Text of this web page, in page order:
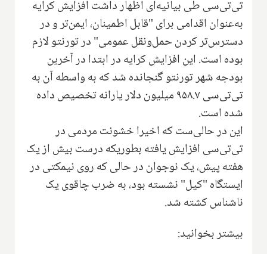
تی‌تی‌سی طی بیانیه‌ای اظهار داشت افزایش کرایه
به‌عنوان اقدامی برای "قابل اطمینان، ایمن‌تر و در
دسترس‌تر کردن حمل‌ونقل عمومی" در تورنتو لازم
بوده است. این افزایش کرایه در ابتدا در آخرین
بودجه شهر تورنتو گنجانده شد که به واسطه آن به
تی‌تی‌سی ۹۵۸.۷ میلیون دلار یارانه تخصیص داده
شده است.
این در حالی‌ست که اخیرا خشونت مردمی در
تی‌تی‌سی افزایش یافته بطوریکه درست بیش از یک
هفته پیش، یک نوجوان در حالی که روی نیمکتی در
ایستگاه "کیل" نشسته بود، به ضرب چاقوی یک
ناشناس کشته شد.
بیشتر بخوانید: